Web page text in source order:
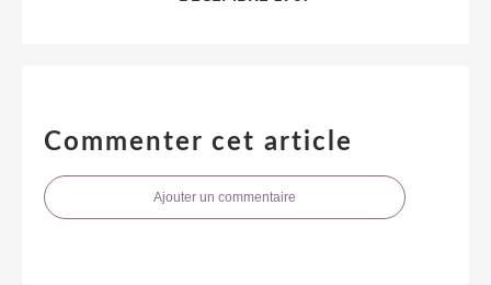
Commenter cet article
Ajouter un commentaire